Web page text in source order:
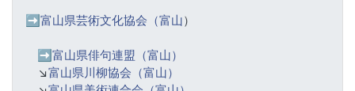
➡️富山県芸術文化協会（富山）
➡️ 富山県俳句連盟（富山）
↘️富山県川柳協会（富山）